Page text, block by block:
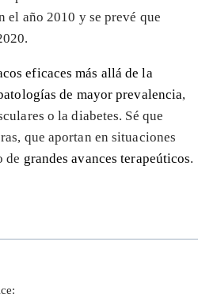
el año 2010 y se prevé que
eficaces más allá de la
de mayor prevalencia,
o la diabetes. Sé que
que aportan en situaciones
de grandes avances terapeúticos.